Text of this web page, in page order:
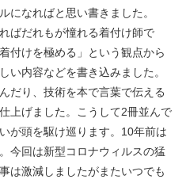
になればと思い書きました。
ばだれもが憧れる着付け師で
付けを極める」という観点から
い内容などを書き込みました。
だり、技術を本で言葉で伝える
上げました。こうして2冊並んで
が頭を駆け巡ります。10年前は
今回は新型コロナウィルスの猛
は激減しましたがまたいつでも